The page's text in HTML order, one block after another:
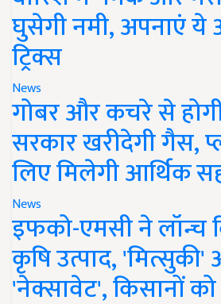
घुसेगी नमी, अपनाएं
ट्रिक्स
News
गोबर और कचरे से
सरकार खरीदेगी गैस,
लिए मिलेगी आर्थिक
News
इफको-एमसी ने लॉन्च
कृषि उत्पाद,
'नेक्सावेट', किसानों